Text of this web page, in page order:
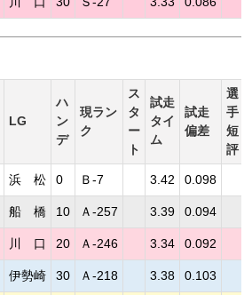
LG
ハ
ン
デ
現ラン
ク
ス
タ
ー
ト
試走
タイ
ム
試走
偏差
選
手
短
評
浜 松 0 Ｂ-7 3.42 0.098
船 橋 10 Ａ-257 3.39 0.094
川 口 20 Ａ-246 3.34 0.092
伊勢崎 30 Ａ-218 3.38 0.103